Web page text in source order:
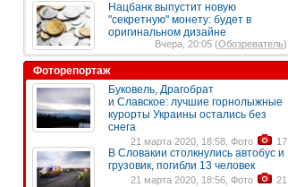
Нацбанк выпустит новую
"секретную" монету: будет в
оригинальном дизайне
Вчера, 20:05 (Обозреватель)
Фоторепортаж
Буковель, Драгобрат
и Славское: лучшие горнолыжные
курорты Украины остались без
снега
21 марта 2020, 18:58, Фото 17
В Словакии столкнулись автобус и
грузовик, погибли 13 человек
21 марта 2020, 18:56, Фото 21